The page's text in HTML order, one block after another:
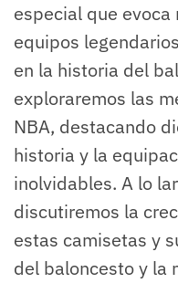
especial que
equipos
en la historia del
exploraremos las
NBA, destacando
historia y la
inolvidables. A lo
discutiremos la
estas camisetas y
del baloncesto y la